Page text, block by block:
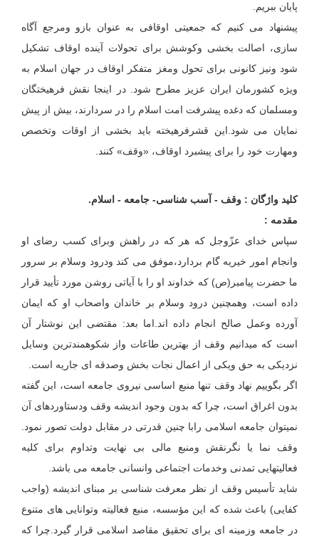
پایان ببریم.
پیشنهاد می کنیم که جمعیتی اوقافی به عنوان بازو ومرجع آگاه
سازی، اصالت بخشی وکوشش برای تحولات آینده اوقاف تشکیل
شود ونیز کانونی برای تحول ومغز متفکر اوقاف در جهان اسلام به
ویژه کشورمان ایران عزیز مطرح شود. در اینجا نقش فرهیختگان
ومسلمان که دغده پیشرفت امت اسلام را در سردارند، بیش از پیش
نمایان می شود.این قشرفرهیخته باید بخشی از اوقات وتخصص
ومهارت خود را برای پیشبرد اوقاف، «وقف» کنند.
کلید واژگان : وقف - آسب شناسی- جامعه - اسلام.
مقدمه :
سپاس خدای عزّوجل که هر که در راهش وبرای کسب رضای او
وانجام امور خیریه گام بردارد،موفق می کند ودرود وسلام بر سرور
ما حضرت پیامبر(ص) که خداوند او را با آیاتی روشن مورد تأیید قرار
داده است، وهمچنین درود وسلام بر خاندان واصحاب او که ایمان
آورده وعمل صالح انجام داده اند.اما بعد: مقتضی این نوشتار آن
است که میدانیم وقف از بهترین طاعات واز شکوهمندترین وسایل
نزدیکی به حق ویکی از اعمال نجات بخش وصدقه ای جاریه است.
اگر بگوییم نهاد وقف تنها منبع اساسی نیروی جامعه است، این گفته
بدون اغراق است، چرا که بدون وجود اندیشه وقف ودستاوردهای آن
نمیتوان جامعه اسلامی رابا چنین قدرتی در مقابل دولت تصور نمود.
وقف نما یا نگرنقش ومنبع مالی بی نهایت وتداوم برای کلیه
فعالیتهایی تمدنی وخدمات اجتماعی وانسانی جامعه می باشد.
شاید تأسیس وقف از نظر معرفت شناسی بر مبنای اندیشه (واجب
کفایی) باعث شده که این مؤسسه، منبع فعالیته وتوانایی های متنوع
در جامعه وزمینه ای برای تحقیق مقاصد اسلامی قرار گیرد.چرا که